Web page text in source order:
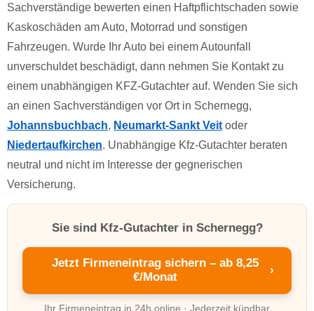
Sachverständige bewerten einen Haftpflichtschaden sowie
Kaskoschäden am Auto, Motorrad und sonstigen
Fahrzeugen. Wurde Ihr Auto bei einem Autounfall
unverschuldet beschädigt, dann nehmen Sie Kontakt zu
einem unabhängigen KFZ-Gutachter auf. Wenden Sie sich
an einen Sachverständigen vor Ort in Schernegg,
Johannsbuchbach, Neumarkt-Sankt Veit oder
Niedertaufkirchen. Unabhängige Kfz-Gutachter beraten
neutral und nicht im Interesse der gegnerischen
Versicherung.
Sie sind Kfz-Gutachter in Schernegg?
Jetzt Firmeneintrag sichern – ab 8,25
€/Monat
›
Ihr Firmeneintrag in 24h online · Jederzeit kündbar